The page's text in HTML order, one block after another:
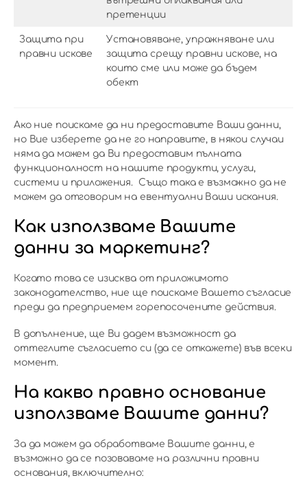
претенции
Защита при
правни искове
Установяване, упражняване или
защита срещу правни искове, на
които сме или може да бъдем
обект
Ако ние поискаме да ни предоставите Ваши данни,
но Вие изберете да не го направите, в някои случаи
няма да можем да Ви предоставим пълната
функционалност на нашите продукти, услуги,
системи и приложения. Също така е възможно да не
можем да отговорим на евентуални Ваши искания.
Как използваме Вашите
данни за маркетинг?
Когато това се изисква от приложимото
законодателство, ние ще поискаме Вашето съгласие
преди да предприемем горепосочените действия.
В допълнение, ще Ви дадем възможност да
оттеглите съгласието си (да се откажете) във всеки
момент.
На какво правно основание
използваме Вашите данни?
За да можем да обработваме Вашите данни, е
възможно да се позоваваме на различни правни
основания, включително: